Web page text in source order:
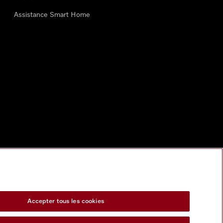
Assistance Smart Home
Accepter tous les cookies